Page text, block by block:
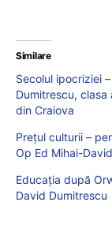
Similare
Secolul ipocriziei
Dumitrescu, clasa
din Craiova
Prețul culturii –
Op Ed Mihai-
Educația după
David Dumitrescu